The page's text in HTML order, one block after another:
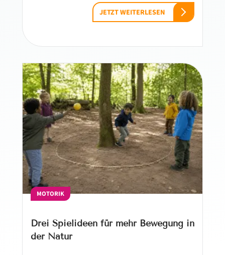
JETZT WEITERLESEN
MOTORIK
Drei Spielideen für mehr Bewegung in
der Natur